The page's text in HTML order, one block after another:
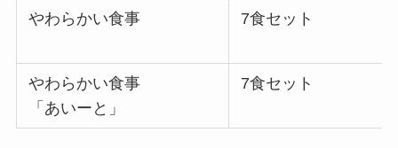
やわらかい食事 7食セット
やわらかい食事
「あいーと」
7食セット